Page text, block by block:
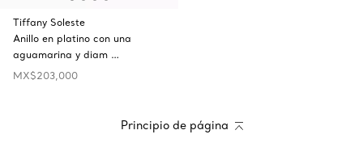
Tiffany Soleste
Anillo en platino con una
aguamarina y diam …
MX$203,000
Principio de página